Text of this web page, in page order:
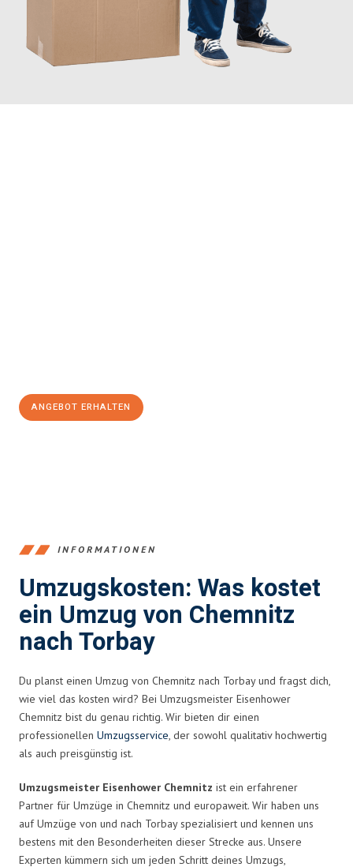
ANGEBOT ERHALTEN
INFORMATIONEN
Umzugskosten: Was kostet
ein Umzug von Chemnitz
nach Torbay
Du planst einen Umzug von Chemnitz nach Torbay und fragst dich,
wie viel das kosten wird? Bei Umzugsmeister Eisenhower
Chemnitz bist du genau richtig. Wir bieten dir einen
professionellen Umzugsservice, der sowohl qualitativ hochwertig
als auch preisgünstig ist.
Umzugsmeister Eisenhower Chemnitz ist ein erfahrener
Partner für Umzüge in Chemnitz und europaweit. Wir haben uns
auf Umzüge von und nach Torbay spezialisiert und kennen uns
bestens mit den Besonderheiten dieser Strecke aus. Unsere
Experten kümmern sich um jeden Schritt deines Umzugs,